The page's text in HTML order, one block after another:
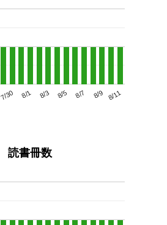
7/30 8/1 8/3 8/5 8/7 8/9 8/11
読書冊数